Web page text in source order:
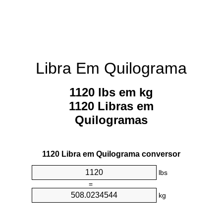
Libra Em Quilograma
1120 lbs em kg
1120 Libras em
Quilogramas
1120 Libra em Quilograma conversor
lbs
=
kg